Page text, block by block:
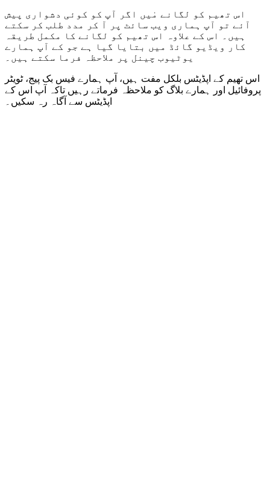
اس تھیم کو لگانے مٰیں اگر آپ کو کوئی دشواری پیش
آئے تو آپ ہماری ویب سائٹ پر آ کر مدد طلب کر سکتے
ہیں۔ اس کے علاوہ اس تھیم کو لگانے کا مکمل طریقہ
کار ویڈیو گائڈ میں بتایا گیا ہے جو کے آپ ہمارے
یوٹیوب چینل پر ملاحظہ فرما سکتے ہیں۔
اس تھیم کے اپڈیٹس بلکل مفت ہیں، آپ ہمارے فیس بک پیج، ٹویٹر
پروفائیل اور ہمارے بلاگ کو ملاحظہ فرماتے رہیں تاکہ آپ اس کے
اپڈیٹس سے آگاہ رہ سکیں۔